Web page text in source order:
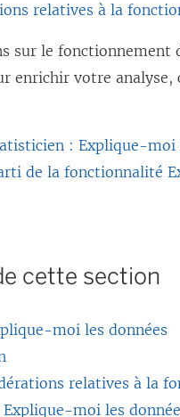
relatives à la
sur le
enrichir votre analyse,
: Explique-
de la fonctionnalité
cette section
moi les données
relatives à la
Explique-moi les